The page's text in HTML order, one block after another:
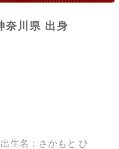
奈川県 出身
生名：さかもと ひ